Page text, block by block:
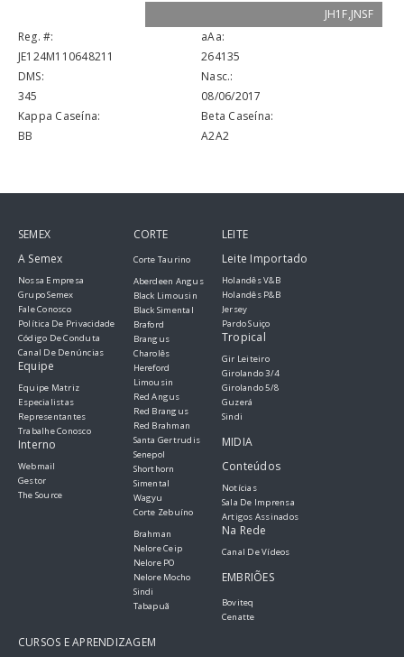
JH1F,JNSF
Reg. #:
JE124M110648211
aAa:
264135
DMS:
345
Nasc.:
08/06/2017
Kappa Caseína:
BB
Beta Caseína:
A2A2
SEMEX
A Semex
Nossa Empresa
Grupo Semex
Fale Conosco
Política De Privacidade
Código De Conduta
Canal De Denúncias
Equipe
Equipe Matriz
Especialistas
Representantes
Trabalhe Conosco
Interno
Webmail
Gestor
The Source
CORTE
Corte Taurino
Aberdeen Angus
Black Limousin
Black Simental
Braford
Brangus
Charolês
Hereford
Limousin
Red Angus
Red Brangus
Red Brahman
Santa Gertrudis
Senepol
Shorthorn
Simental
Wagyu
Corte Zebuíno
Brahman
Nelore Ceip
Nelore PO
Nelore Mocho
Sindi
Tabapuã
LEITE
Leite Importado
Holandês V&B
Holandês P&B
Jersey
Pardo Suiço
Tropical
Gir Leiteiro
Girolando 3/4
Girolando 5/8
Guzerá
Sindi
MIDIA
Conteúdos
Notícias
Sala De Imprensa
Artigos Assinados
Na Rede
Canal De Vídeos
EMBRIÕES
Boviteq
Cenatte
CURSOS E APRENDIZAGEM